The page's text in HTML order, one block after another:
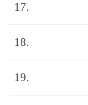
17.
18.
19.